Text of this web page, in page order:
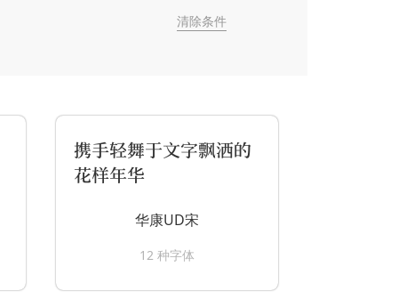
清除条件
携手轻舞于文字飘洒的
花样年华
华康UD宋
12 种字体